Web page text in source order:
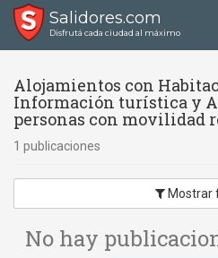
Salidores.com
Disfrutá cada ciudad al máximo
Alojamientos con
Información turística y
personas con movilidad
1 publicaciones
Mostrar
No hay